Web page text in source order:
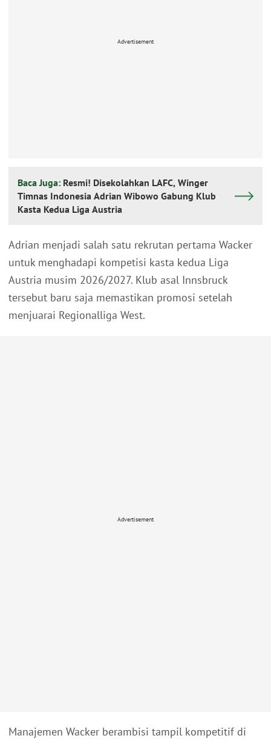
Advertisement
Baca Juga: Resmi! Disekolahkan LAFC, Winger
Timnas Indonesia Adrian Wibowo Gabung Klub
Kasta Kedua Liga Austria
Adrian menjadi salah satu rekrutan pertama Wacker
untuk menghadapi kompetisi kasta kedua Liga
Austria musim 2026/2027. Klub asal Innsbruck
tersebut baru saja memastikan promosi setelah
menjuarai Regionalliga West.
Advertisement
Manajemen Wacker berambisi tampil kompetitif di